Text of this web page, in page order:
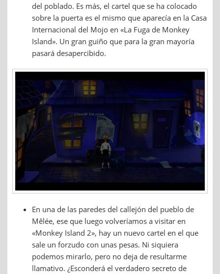
del poblado. Es más, el cartel que se ha colocado
sobre la puerta es el mismo que aparecía en la Casa
Internacional del Mojo en «La Fuga de Monkey
Island». Un gran guiño que para la gran mayoría
pasará desapercibido.
En una de las paredes del callejón del pueblo de
Mêlée, ese que luego volveríamos a visitar en
«Monkey Island 2», hay un nuevo cartel en el que
sale un forzudo con unas pesas. Ni siquiera
podemos mirarlo, pero no deja de resultarme
llamativo. ¿Esconderá el verdadero secreto de